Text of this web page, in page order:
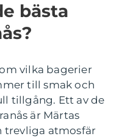
bästa
vilka bagerier
till smak och
tillgång. Ett av de
är Märtas
trevliga atmosfär